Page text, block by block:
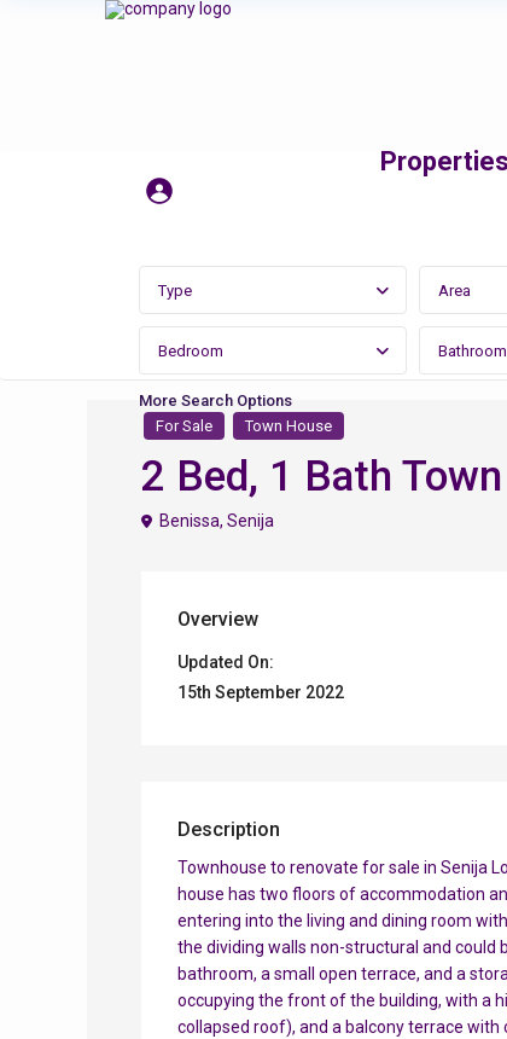
Type Area
Bedroom Bathroom
More Search Options
For Sale
Town House
2 Bed, 1 Bath
Benissa, Senija
Overview
Updated On:
15th September 2022
Description
Townhouse to renovate for sale in Senija
house has two floors of accommodation
entering into the living and dining room
the dividing walls non-structural and could
bathroom, a small open terrace, and a
occupying the front of the building, with a
collapsed roof), and a balcony terrace